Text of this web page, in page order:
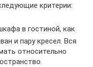
критерии:
в гостиной, как
и пару кресел. Вся
относительно